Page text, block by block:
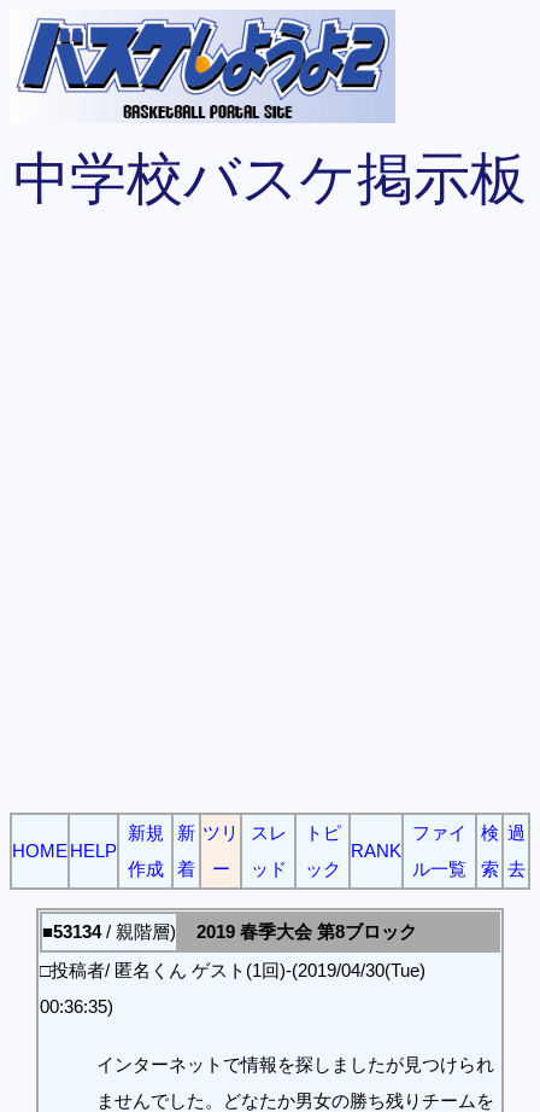
中学校バスケ掲示板
HOME HELP
新規
作成
新
着
ツリ
ー
スレ
ッド
トピ
ック
RANK
ファイ
ル一覧
検
索
過
去
■53134/ 親階層)
2019 春季大会 第8ブロック
□投稿者/ 匿名くん ゲスト(1回)-(2019/04/30(Tue)
00:36:35)
インターネットで情報を探しましたが見つけられ
ませんでした。どなたか男女の勝ち残りチームを